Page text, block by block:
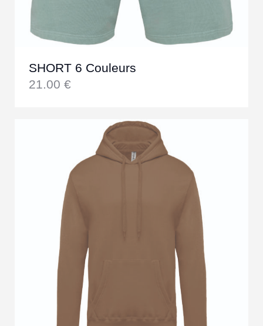
SHORT 6 Couleurs
21.00€